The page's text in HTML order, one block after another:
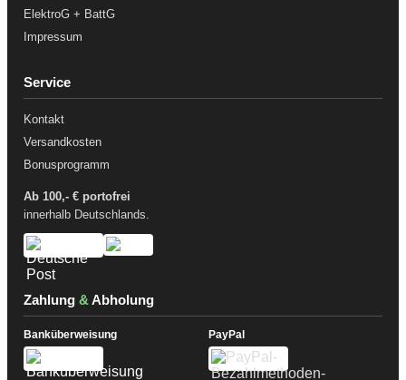
ElektroG + BattG
Impressum
Service
Kontakt
Versandkosten
Bonusprogramm
Ab 100,- € portofrei
innerhalb Deutschlands.
Zahlung &Abholung
Banküberweisung PayPal